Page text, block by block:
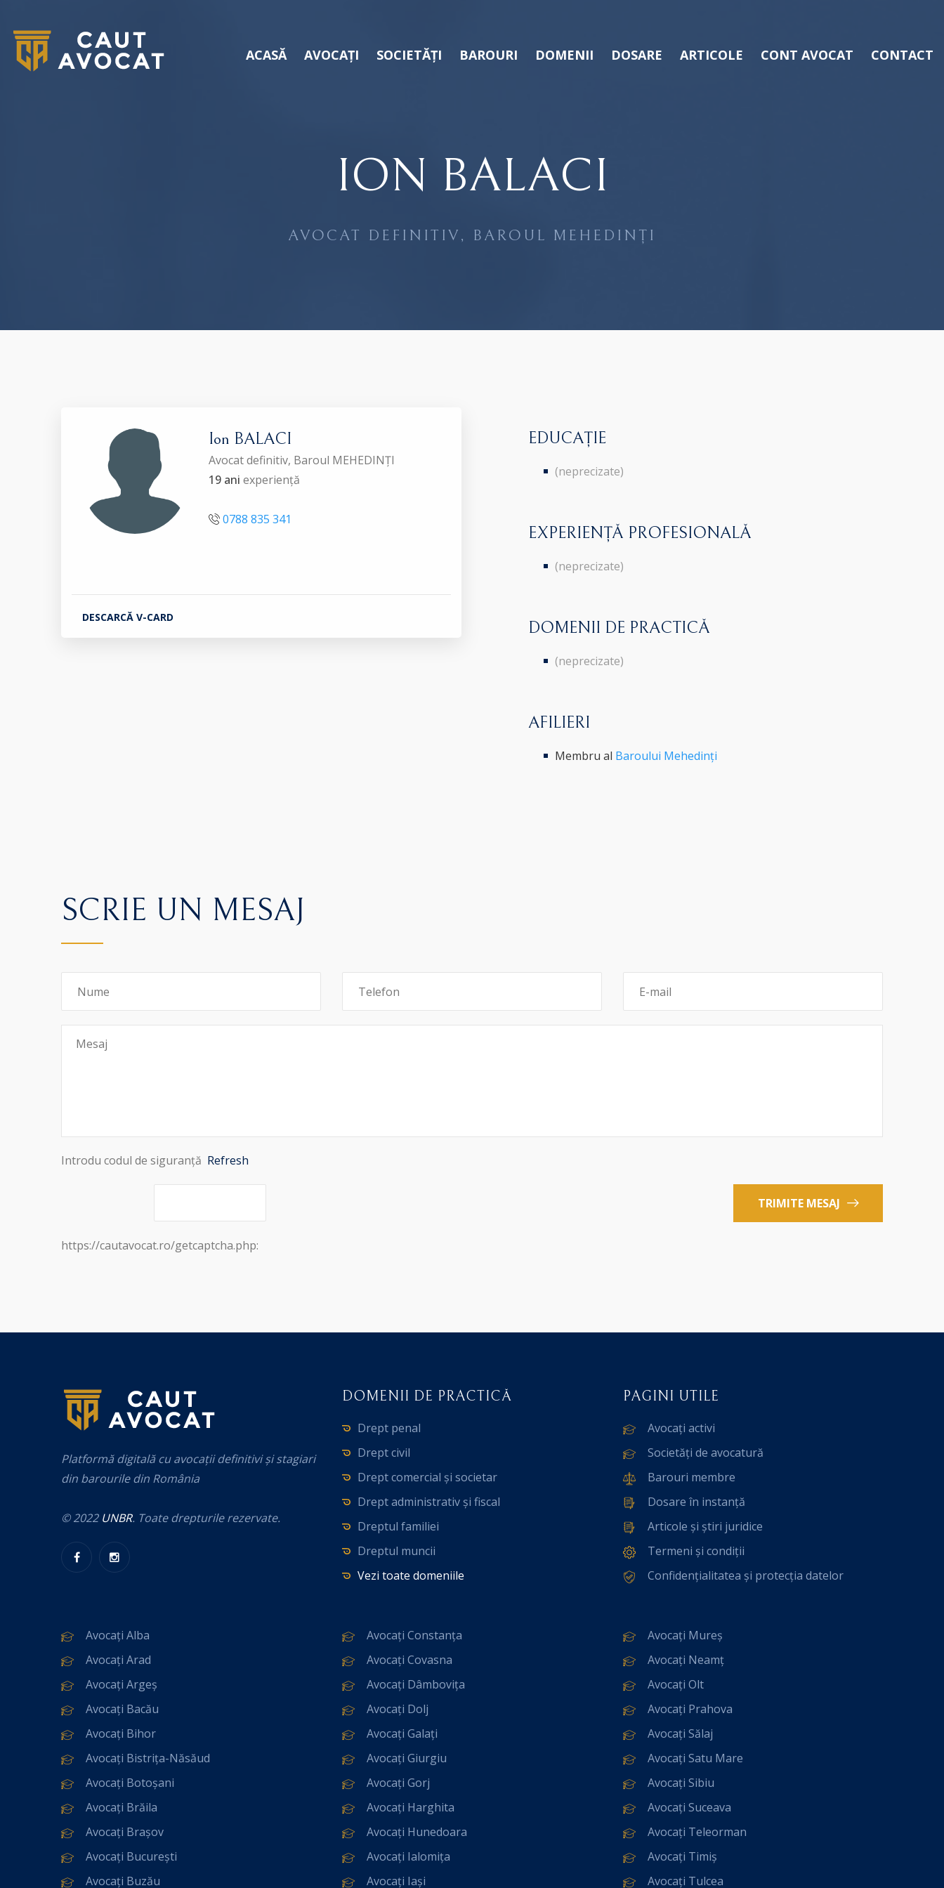
ACASĂ AVOCAȚI SOCIETĂȚI BAROURI DOMENII DOSARE ARTICOLE CONT AVOCAT CONTACT
ION BALACI
AVOCAT DEFINITIV, BAROUL MEHEDINȚI
Ion BALACI
Avocat definitiv, Baroul MEHEDINȚI
19 ani experiență
0788 835 341
DESCARCĂ V-CARD
EDUCAȚIE
(neprecizate)
EXPERIENȚĂ PROFESIONALĂ
(neprecizate)
DOMENII DE PRACTICĂ
(neprecizate)
AFILIERI
Membru al Baroului Mehedinți
SCRIE UN MESAJ
Introdu codul de siguranță Refresh
TRIMITE MESAJ
https://cautavocat.ro/getcaptcha.php:
Platformă digitală cu avocații definitivi și stagiari
din barourile din România
© 2022 UNBR. Toate drepturile rezervate.
DOMENII DE PRACTICĂ
Drept penal
Drept civil
Drept comercial și societar
Drept administrativ și fiscal
Dreptul familiei
Dreptul muncii
Vezi toate domeniile
PAGINI UTILE
Avocați activi
Societăți de avocatură
Barouri membre
Dosare în instanță
Articole și știri juridice
Termeni și condiții
Confidențialitatea și protecția datelor
Avocați Alba
Avocați Arad
Avocați Argeș
Avocați Bacău
Avocați Bihor
Avocați Bistrița-Năsăud
Avocați Botoșani
Avocați Brăila
Avocați Brașov
Avocați București
Avocați Buzău
Avocați Constanța
Avocați Covasna
Avocați Dâmbovița
Avocați Dolj
Avocați Galați
Avocați Giurgiu
Avocați Gorj
Avocați Harghita
Avocați Hunedoara
Avocați Ialomița
Avocați Iași
Avocați Mureș
Avocați Neamț
Avocați Olt
Avocați Prahova
Avocați Sălaj
Avocați Satu Mare
Avocați Sibiu
Avocați Suceava
Avocați Teleorman
Avocați Timiș
Avocați Tulcea